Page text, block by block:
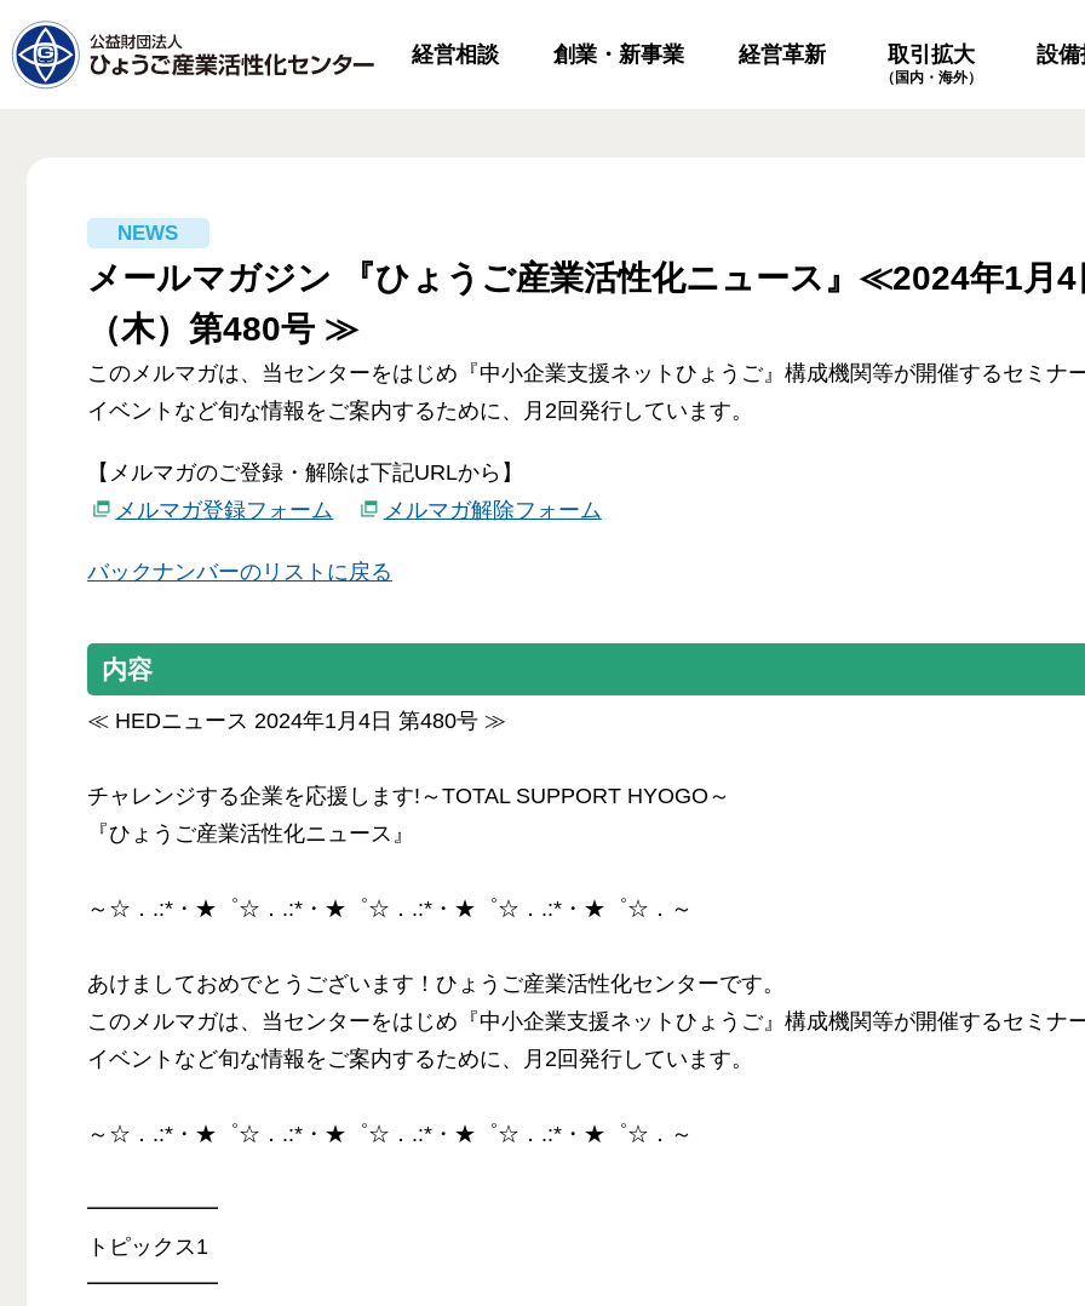
経営相談 創業・新事業 経営革新 取引拡大
（国内・海外）
設備
メールマガジン 『ひょうご産業活性化ニュース』≪2024年1月4
（木）第480号 ≫
このメルマガは、当センターをはじめ『中小企業支援ネットひょうご』構成機関等が開催するセミナ
イベントなど旬な情報をご案内するために、月2回発行しています。
【メルマガのご登録・解除は下記URLから】
メルマガ登録フォーム
メルマガ解除フォーム
バックナンバーのリストに戻る
内容
≪ HEDニュース 2024年1月4日 第480号 ≫
チャレンジする企業を応援します!～TOTAL SUPPORT HYOGO～
『ひょうご産業活性化ニュース』
～☆．.:*・★゜☆．.:*・★゜☆．.:*・★゜☆．.:*・★゜☆．～
あけましておめでとうございます！ひょうご産業活性化センターです。
このメルマガは、当センターをはじめ『中小企業支援ネットひょうご』構成機関等が開催するセミナ
イベントなど旬な情報をご案内するために、月2回発行しています。
～☆．.:*・★゜☆．.:*・★゜☆．.:*・★゜☆．.:*・★゜☆．～
━━━━━━
トピックス1
━━━━━━